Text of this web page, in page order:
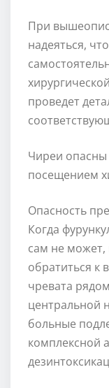
При
надеяться,
проведет
Чиреи
посещением
Опасность
Когда
сам не
обратиться к
чревата
центральной
больные
комплексной